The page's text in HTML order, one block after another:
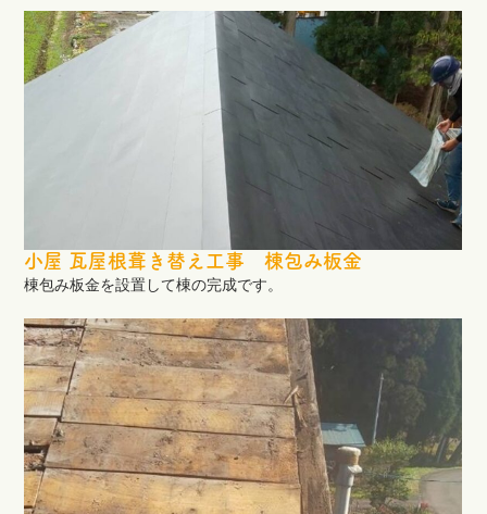
小屋 瓦屋根葺き替え工事 棟包み板金
棟包み板金を設置して棟の完成です。